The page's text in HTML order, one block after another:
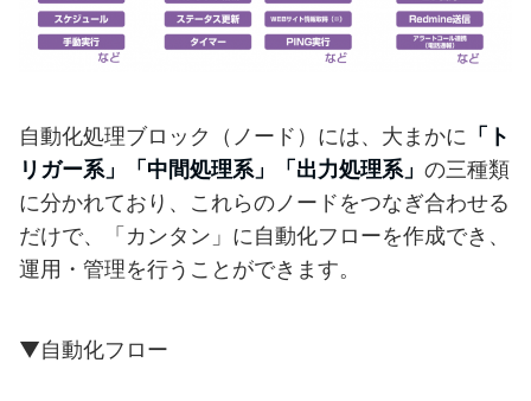
自動化処理ブロック（ノード）には、大まかに 「ト
リガー系」「中間処理系」「出力処理系」 の三種類
に分かれており、これらのノードをつなぎ合わせる
だけで、「カンタン」に自動化フローを作成でき、
運用・管理を行うことができます。
▼自動化フロー